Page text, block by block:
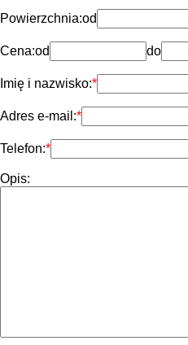
Powierzchnia:od
Cena:od do
Imię i nazwisko:
Adres e-mail:
Telefon:
Opis: